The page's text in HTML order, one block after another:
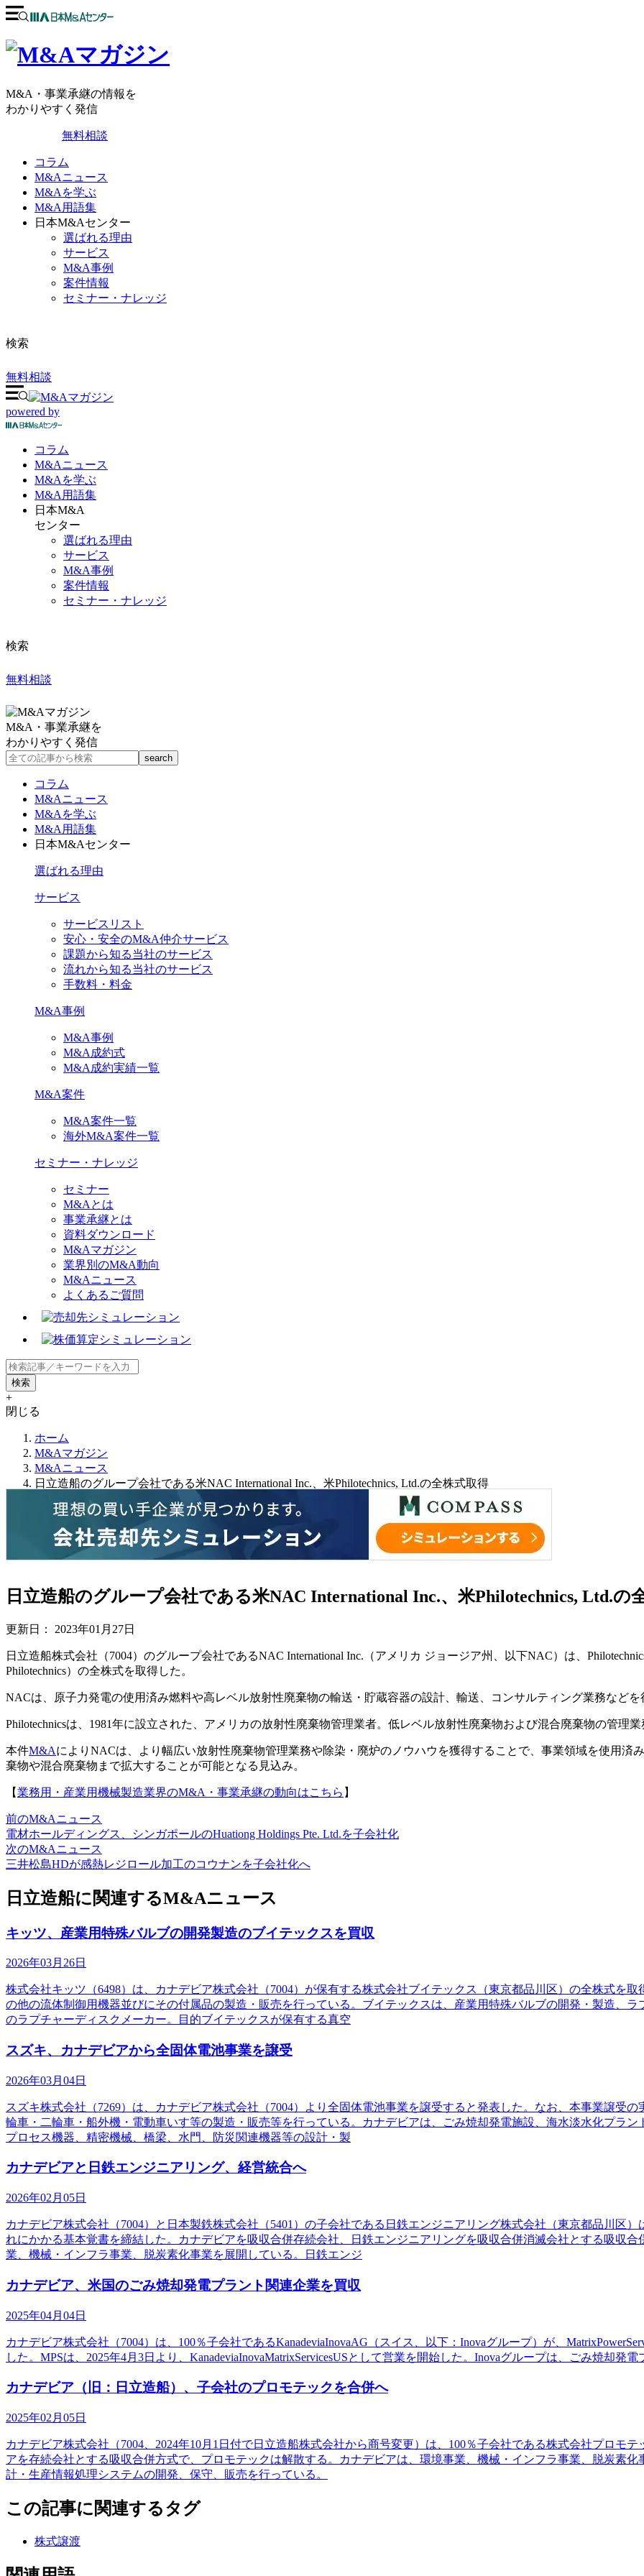
M&A・事業承継の情報を
わかりやすく発信
無料相談
コラム
M&Aニュース
M&Aを学ぶ
M&A用語集
日本M&Aセンター
選ばれる理由
サービス
M&A事例
案件情報
セミナー・ナレッジ
検索
無料相談
powered by
コラム
M&Aニュース
M&Aを学ぶ
M&A 用語集
日本M&A
センター
選ばれる理由
サービス
M&A事例
案件情報
セミナー・ナレッジ
検索
無料相談
M&A・事業承継を
わかりやすく発信
コラム
M&Aニュース
M&Aを学ぶ
M&A用語集
日本M&Aセンター
選ばれる理由
サービス
サービスリスト
安心・安全のM&A仲介サービス
課題から知る当社のサービス
流れから知る当社のサービス
手数料・料金
M&A事例
M&A事例
M&A成約式
M&A成約実績一覧
M&A案件
M&A案件一覧
海外M&A案件一覧
セミナー・ナレッジ
セミナー
M&Aとは
事業承継とは
資料ダウンロード
M&Aマガジン
業界別のM&A動向
M&Aニュース
よくあるご質問
+
閉じる
ホーム
M&Aマガジン
M&Aニュース
日立造船のグループ会社である米NAC International Inc.、米Philotechnics, Ltd.の全株式取得
日立造船のグループ会社である米NAC International Inc.、米Philotechnics, Ltd.の
更新日： 2023年01月27日
日立造船株式会社（7004）のグループ会社であるNAC International Inc.（アメリカ ジョージア州、以下NAC）は、
Philotechnics）の全株式を取得した。
NACは、原子力発電の使用済み燃料や高レベル放射性廃棄物の輸送・貯蔵容器の設計、輸送、コンサルティング業務などを
Philotechnicsは、1981年に設立された、アメリカの放射性廃棄物管理業者。低レベル放射性廃棄物および混合廃棄物の管理業
本件M&AによりNACは、より幅広い放射性廃棄物管理業務や除染・廃炉のノウハウを獲得することで、事業領域を使用済
棄物や混合廃棄物まで拡大することが可能となる見込み。
【業務用・産業用機械製造業界のM&A・事業承継の動向はこちら 】
前のM&Aニュース
電材ホールディングス、シンガポールのHuationg Holdings Pte. Ltd.を子会社化
次のM&Aニュース
三井松島HDが感熱レジロール加工のコウナンを子会社化へ
日立造船に関連するM&Aニュース
キッツ、産業用特殊バルブの開発製造のブイテックスを買収
2026年03月26日
株式会社キッツ（6498）は、カナデビア株式会社（7004）が保有する株式会社ブイテックス（東京都品川区）の全株式を
の他の流体制御用機器並びにその付属品の製造・販売を行っている。ブイテックスは、産業用特殊バルブの開発・製造、
のラプチャーディスクメーカー。目的ブイテックスが保有する真空
スズキ、カナデビアから全固体電池事業を譲受
2026年03月04日
スズキ株式会社（7269）は、カナデビア株式会社（7004）より全固体電池事業を譲受すると発表した。なお、本事業譲受
輪車・二輪車・船外機・電動車いす等の製造・販売等を行っている。カナデビアは、ごみ焼却発電施設、海水淡水化プラン
プロセス機器、精密機械、橋梁、水門、防災関連機器等の設計・製
カナデビアと日鉄エンジニアリング、経営統合へ
2026年02月05日
カナデビア株式会社（7004）と日本製鉄株式会社（5401）の子会社である日鉄エンジニアリング株式会社（東京都品川区
れにかかる基本覚書を締結した。カナデビアを吸収合併存続会社、日鉄エンジニアリングを吸収合併消滅会社とする吸収
業、機械・インフラ事業、脱炭素化事業を展開している。日鉄エンジ
カナデビア、米国のごみ焼却発電プラント関連企業を買収
2025年04月04日
カナデビア株式会社（7004）は、100％子会社であるKanadeviaInovaAG（スイス、以下：Inovaグループ）が、
した。MPSは、2025年4月3日より、KanadeviaInovaMatrixServicesUSとして営業を開始した。Inovaグループは、ごみ焼却発
カナデビア（旧：日立造船）、子会社のプロモテックを合併へ
2025年02月05日
カナデビア株式会社（7004、2024年10月1日付で日立造船株式会社から商号変更）は、100％子会社である株式会社プロモ
アを存続会社とする吸収合併方式で、プロモテックは解散する。カナデビアは、環境事業、機械・インフラ事業、脱炭素
計・生産情報処理システムの開発、保守、販売を行っている。
この記事に関連するタグ
株式譲渡